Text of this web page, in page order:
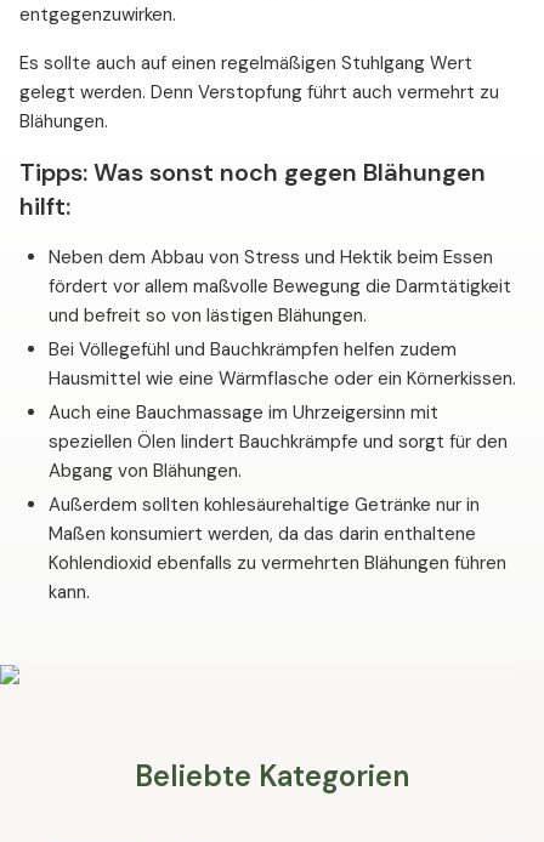
entgegenzuwirken.
Es sollte auch auf einen regelmäßigen Stuhlgang Wert
gelegt werden. Denn Verstopfung führt auch vermehrt zu
Blähungen.
Tipps: Was sonst noch gegen Blähungen
hilft:
Neben dem Abbau von Stress und Hektik beim Essen
fördert vor allem maßvolle Bewegung die Darmtätigkeit
und befreit so von lästigen Blähungen.
Bei Völlegefühl und Bauchkrämpfen helfen zudem
Hausmittel wie eine Wärmflasche oder ein Körnerkissen.
Auch eine Bauchmassage im Uhrzeigersinn mit
speziellen Ölen lindert Bauchkrämpfe und sorgt für den
Abgang von Blähungen.
Außerdem sollten kohlesäurehaltige Getränke nur in
Maßen konsumiert werden, da das darin enthaltene
Kohlendioxid ebenfalls zu vermehrten Blähungen führen
kann.
Beliebte Kategorien